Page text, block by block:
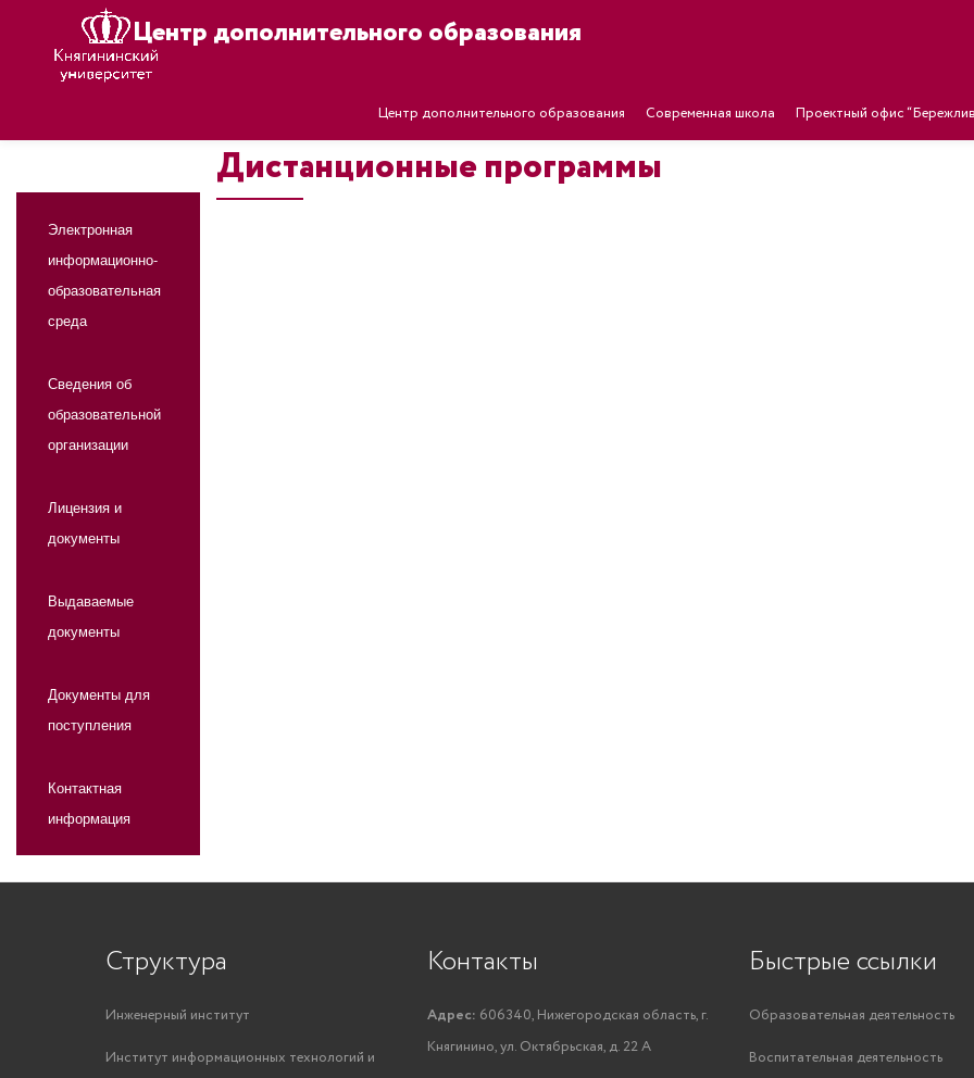
Центр дополнительного образования
Центр дополнительного образования Современная школа Проектный офис
Электронная
информационно-
образовательная
среда
Сведения об
образовательной
организации
Лицензия и
документы
Выдаваемые
документы
Документы для
поступления
Контактная
информация
Дистанционные программы
Структура
Инженерный институт
Институт информационных технологий и
Контакты
Адрес: 606340, Нижегородская область, г.
Княгинино, ул. Октябрьская, д. 22 А
Быстрые ссылки
Образовательная деятельность
Воспитательная деятельность